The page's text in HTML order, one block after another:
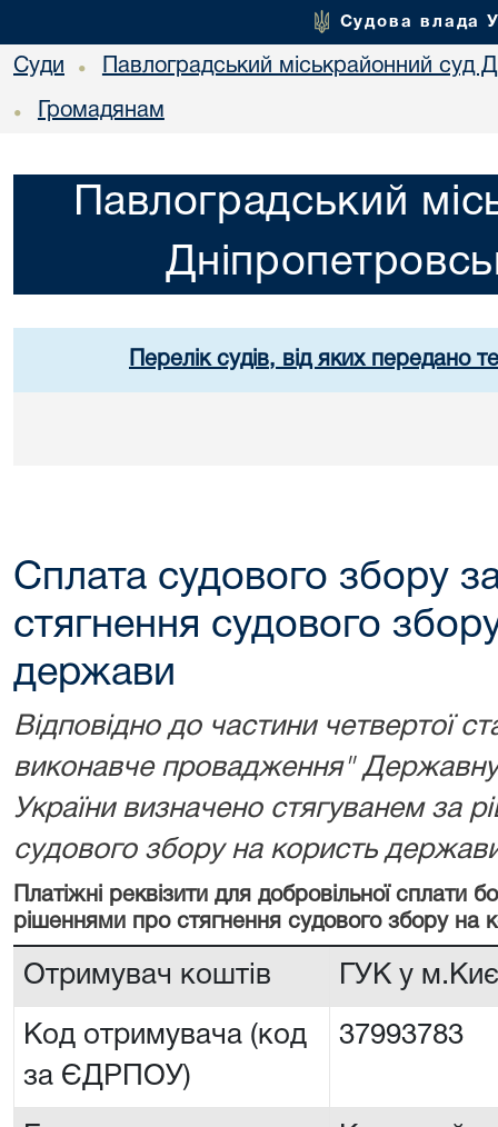
Судова влада
Суди • Павлоградський міськрайонний суд
• Громадянам
Павлоградський
Перелік судів, від яких передано
Сплата судового збору
стягнення судового
держави
Відповідно до частини четвертої
виконавче провадження" Державну
України визначено стягуванем за
судового збору на користь
Платіжні реквізити для добровільної
рішеннями про стягнення судового збору на
Отримувач коштів ГУК у
Код отримувача (код
за ЄДРПОУ)
37993783